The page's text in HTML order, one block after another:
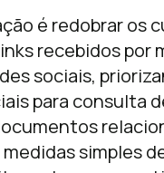
é redobrar os
recebidos por
sociais,
para consulta
simples